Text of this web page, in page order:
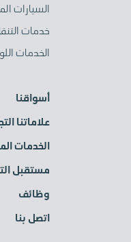
السيارات
خدمات
الخدمات
أسواقنا
علاماتنا
الخدمات
مستقبل
وظائف
اتصل بنا